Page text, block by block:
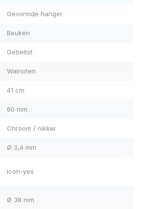
Gevormde hanger
Beuken
Gebeitst
Walnoten
41 cm
60 mm
Chroom / nikkel
Ø 3,4 mm
icon-yes
Ø 38 mm